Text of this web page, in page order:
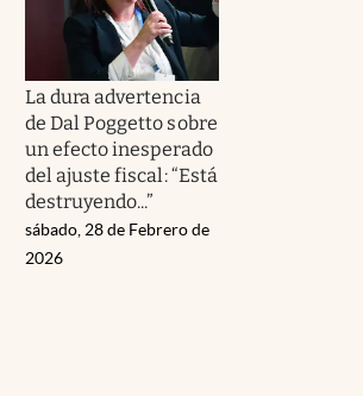
La dura advertencia
de Dal Poggetto sobre
un efecto inesperado
del ajuste fiscal: “Está
destruyendo...”
sábado, 28 de Febrero de
2026